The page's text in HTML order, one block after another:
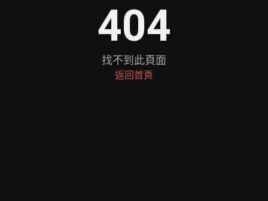
404
找不到此頁面
返回首頁